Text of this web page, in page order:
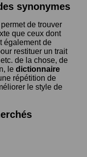
synonymes
permet de trouver
que ceux dont
également de
restituer un trait
de la chose, de
le dictionnaire
répétition de
le style de